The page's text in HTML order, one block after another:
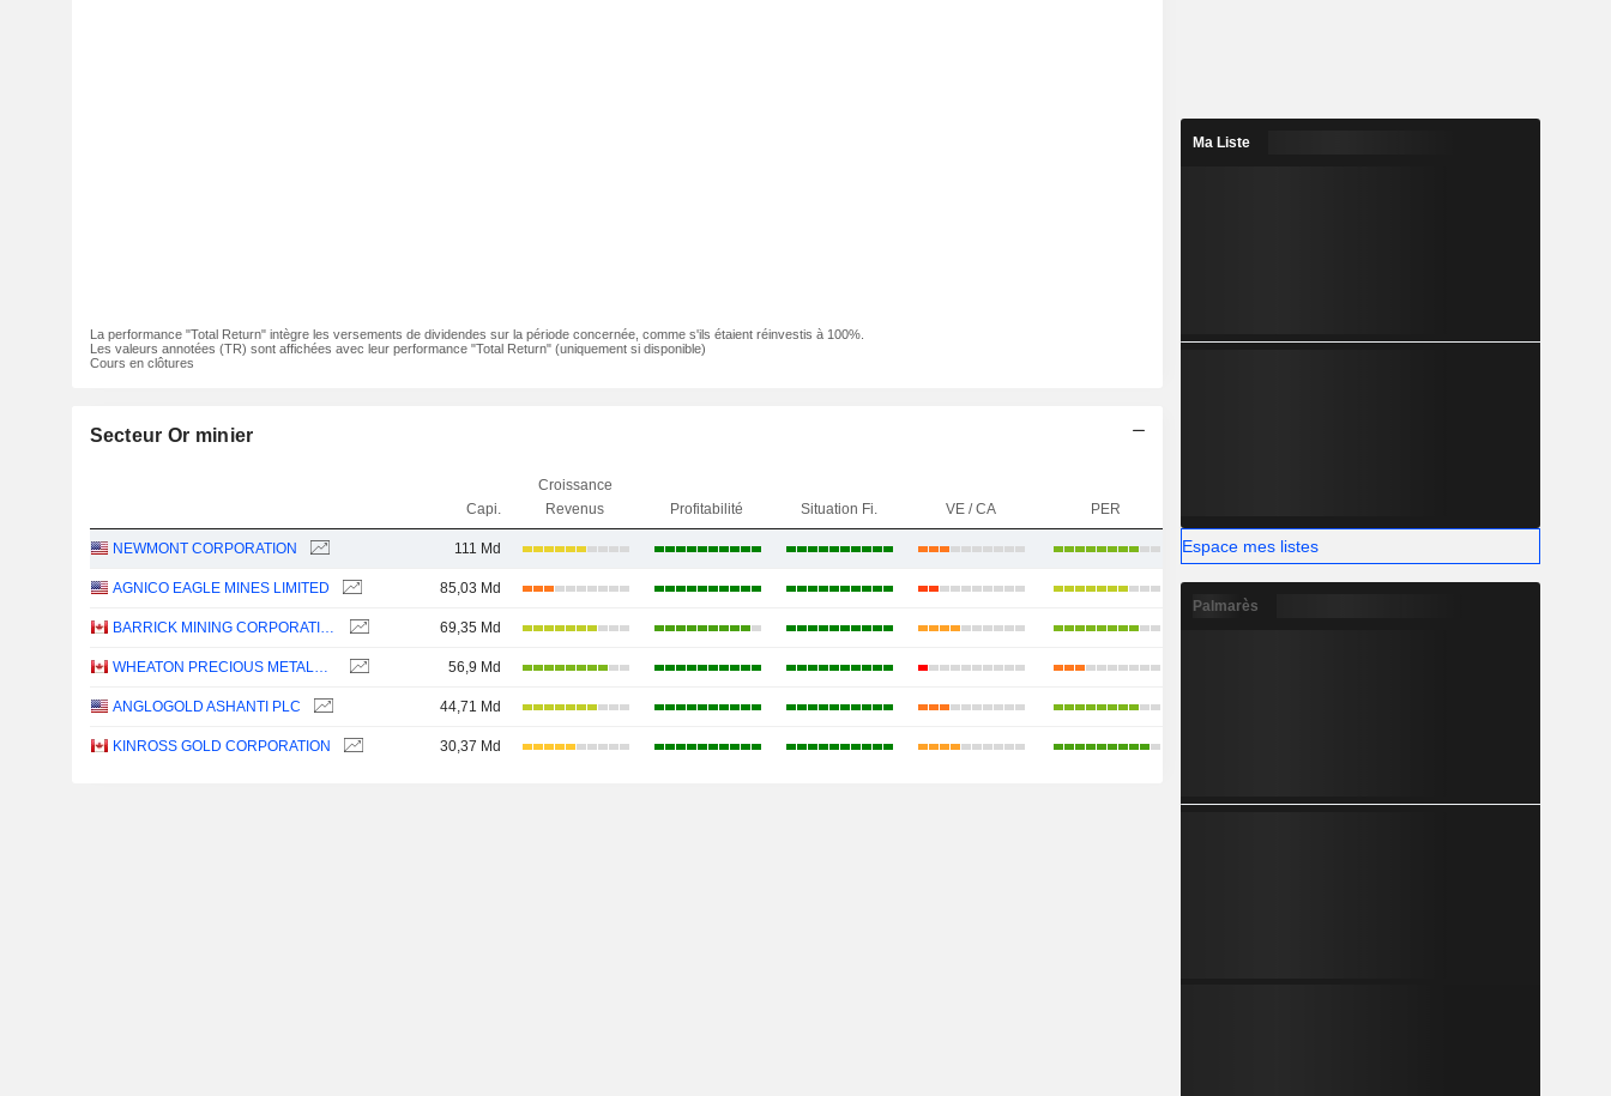
La performance "Total Return" intègre les versements de dividendes sur la période concernée, comme s'ils étaient réinvestis à 100%.
Les valeurs annotées (TR) sont affichées avec leur performance "Total Return" (uniquement si disponible)
Cours en clôtures
Secteur Or minier
Capi.
Croissance
Revenus
Profitabilité Situation Fi. VE / CA PER
NEWMONT CORPORATION 111 Md
AGNICO EAGLE MINES LIMITED 85,03 Md
BARRICK MINING CORPORATION 69,35 Md
WHEATON PRECIOUS METALS CORP. 56,9 Md
ANGLOGOLD ASHANTI PLC 44,71 Md
KINROSS GOLD CORPORATION 30,37 Md
Ma Liste
Espace mes listes
Palmarès